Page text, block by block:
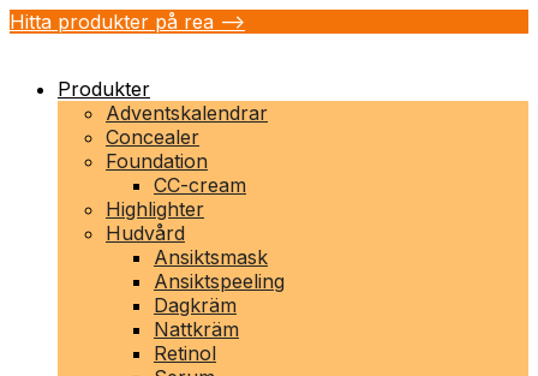
Hitta produkter på rea -->
Produkter
Adventskalendrar
Concealer
Foundation
CC-cream
Highlighter
Hudvård
Ansiktsmask
Ansiktspeeling
Dagkräm
Nattkräm
Retinol